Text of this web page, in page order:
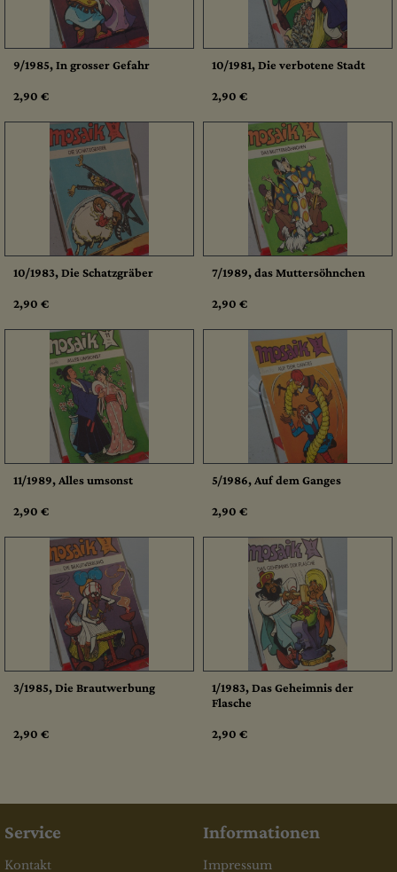
9/1985, In grosser Gefahr
2,90 €
10/1981, Die verbotene Stadt
2,90 €
10/1983, Die Schatzgräber
2,90 €
7/1989, das Muttersöhnchen
2,90 €
11/1989, Alles umsonst
2,90 €
5/1986, Auf dem Ganges
2,90 €
3/1985, Die Brautwerbung
2,90 €
1/1983, Das Geheimnis der
Flasche
2,90 €
Service
Kontakt
Informationen
Impressum